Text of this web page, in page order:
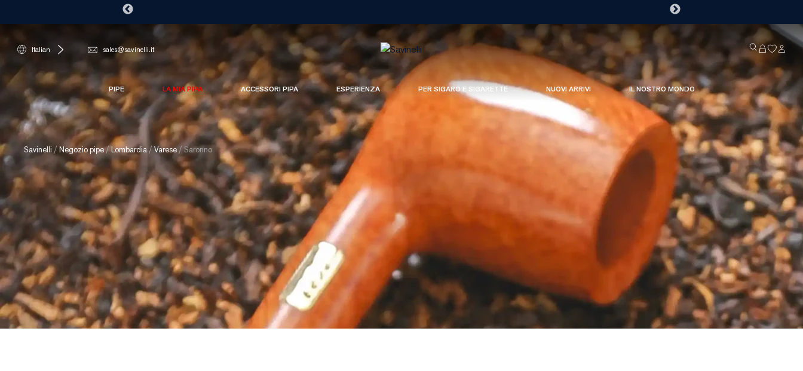
Italian sales@savinelli.it
PIPE LA MIA PIPA ACCESSORI PIPA ESPERIENZA PER SIGARO E SIGARETTE NUOVI ARRIVI IL NOSTRO MONDO
Savinelli / Negozio pipe/Lombardia /Varese /Saronno